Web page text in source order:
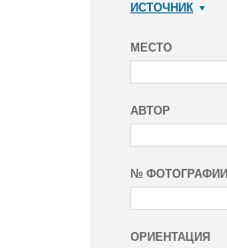
ИСТОЧНИК
МЕСТО
АВТОР
№ ФОТОГРАФИИ
ОРИЕНТАЦИЯ